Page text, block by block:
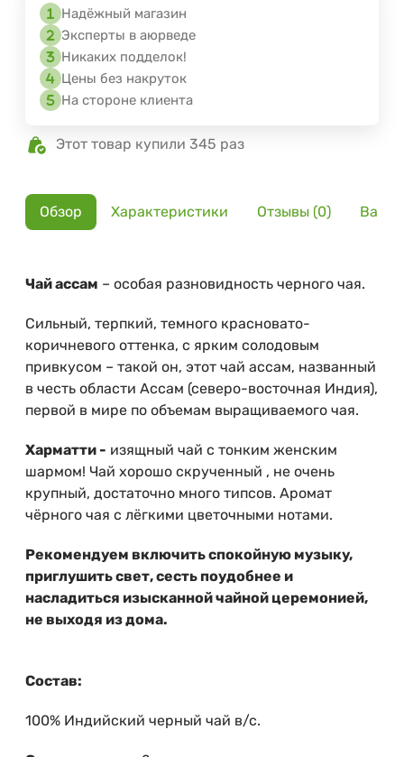
Надёжный магазин
Эксперты в аюрведе
Никаких подделок!
Цены без накруток
На стороне клиента
Этот товар купили 345 раз
Обзор Характеристики Отзывы (0)
Чай ассам – особая разновидность черного чая.
Сильный, терпкий, темного красновато-
коричневого оттенка, с ярким солодовым
привкусом – такой он, этот чай ассам, названный
в честь области Ассам (северо-восточная Индия),
первой в мире по объемам выращиваемого чая.
Харматти - изящный чай с тонким женским
шармом! Чай хорошо скрученный , не очень
крупный, достаточно много типсов. Аромат
чёрного чая с лёгкими цветочными нотами.
Рекомендуем включить спокойную музыку,
приглушить свет, сесть поудобнее и
насладиться изысканной чайной церемонией,
не выходя из дома.
Состав:
100% Индийский черный чай в/с.